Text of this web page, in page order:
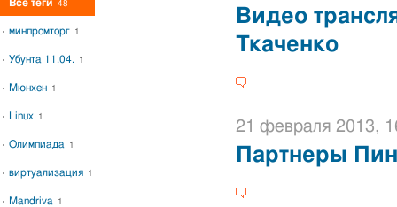
Видео
Ткаченко
21 февраля 2013,
Партнеры
Все теги 48
минпромторг 1
Убунта 11.04. 1
Мюнхен 1
Linux 1
Олимпиада 1
виртуализация 1
Mandriva 1